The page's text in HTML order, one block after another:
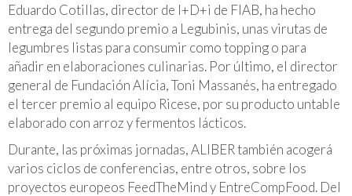
Eduardo Cotillas, director de I+D+i de FIAB, ha hecho
entrega del segundo premio a Legubinis, unas virutas de
legumbres listas para consumir comotoppingo para
añadir en elaboraciones culinarias. Por último, el director
general de Fundación Alícia, Toni Massanés, ha entregado
el tercer premio al equipo Ricese, por su producto untable
elaborado con arroz y fermentos lácticos.
Durante, las próximas jornadas, ALIBER también acogerá
varios ciclos de conferencias, entre otros, sobre los
proyectos europeos FeedTheMind y EntreCompFood. Del